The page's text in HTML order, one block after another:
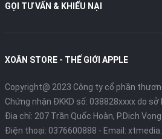
GỌI TƯ VẤN & KHIẾU NẠI
XOĂN STORE - THẾ GIỚI APPLE
Copyright@ 2023 Công ty cổ phần
Chứng nhận ĐKKD số: 038828xxxx do sở
Địa chỉ: 207 Trần Quốc Hoàn, P.Dịch Vọng
Điện thoại: 0376600888 - Email: